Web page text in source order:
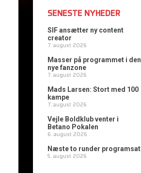
SENESTE NYHEDER
SIF ansætter ny content
creator
7. august 2026
Masser på programmet i den
nye fanzone
7. august 2026
Mads Larsen: Stort med 100
kampe
7. august 2026
Vejle Boldklub venter i
Betano Pokalen
6. august 2026
Næste to runder programsat
5. august 2026